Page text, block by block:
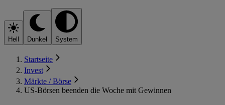
Hell Dunkel System
Startseite
Invest
Märkte / Börse
US-Börsen beenden die Woche mit Gewinnen